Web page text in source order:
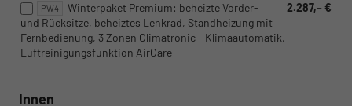
PW4 2.287,– €
Winterpaket Premium: beheizte Vorder-
und Rücksitze, beheiztes Lenkrad, Standheizung mit
Fernbedienung, 3 Zonen Climatronic - Klimaautomatik,
Luftreinigungsfunktion AirCare
Innen